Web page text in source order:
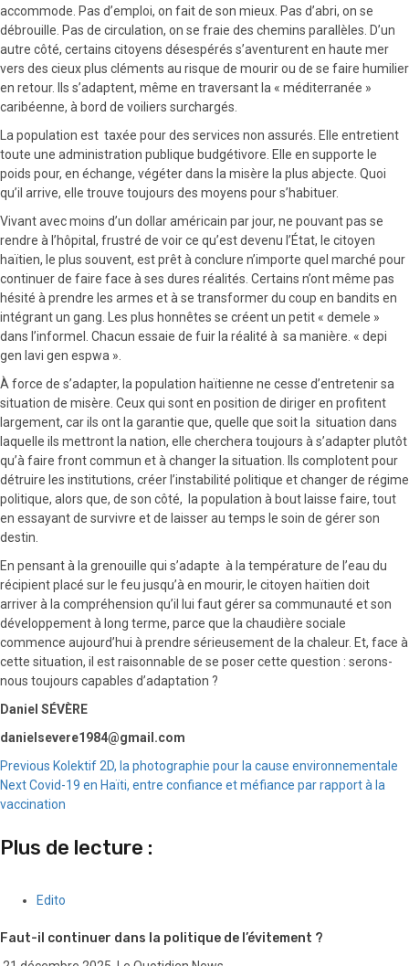
accommode. Pas d’emploi, on fait de son mieux. Pas d’abri, on se
débrouille. Pas de circulation, on se fraie des chemins parallèles. D’un
autre côté, certains citoyens désespérés s’aventurent en haute mer
vers des cieux plus cléments au risque de mourir ou de se faire humilier
en retour. Ils s’adaptent, même en traversant la « méditerranée »
caribéenne, à bord de voiliers surchargés.
La population est taxée pour des services non assurés. Elle entretient
toute une administration publique budgétivore. Elle en supporte le
poids pour, en échange, végéter dans la misère la plus abjecte. Quoi
qu’il arrive, elle trouve toujours des moyens pour s’habituer.
Vivant avec moins d’un dollar américain par jour, ne pouvant pas se
rendre à l’hôpital, frustré de voir ce qu’est devenu l’État, le citoyen
haïtien, le plus souvent, est prêt à conclure n’importe quel marché pour
continuer de faire face à ses dures réalités. Certains n’ont même pas
hésité à prendre les armes et à se transformer du coup en bandits en
intégrant un gang. Les plus honnêtes se créent un petit « demele »
dans l’informel. Chacun essaie de fuir la réalité à sa manière. « depi
gen lavi gen espwa ».
À force de s’adapter, la population haïtienne ne cesse d’entretenir sa
situation de misère. Ceux qui sont en position de diriger en profitent
largement, car ils ont la garantie que, quelle que soit la situation dans
laquelle ils mettront la nation, elle cherchera toujours à s’adapter plutôt
qu’à faire front commun et à changer la situation. Ils complotent pour
détruire les institutions, créer l’instabilité politique et changer de régime
politique, alors que, de son côté, la population à bout laisse faire, tout
en essayant de survivre et de laisser au temps le soin de gérer son
destin.
En pensant à la grenouille qui s’adapte à la température de l’eau du
récipient placé sur le feu jusqu’à en mourir, le citoyen haïtien doit
arriver à la compréhension qu’il lui faut gérer sa communauté et son
développement à long terme, parce que la chaudière sociale
commence aujourd’hui à prendre sérieusement de la chaleur. Et, face à
cette situation, il est raisonnable de se poser cette question : serons-
nous toujours capables d’adaptation ?
Daniel SÉVÈRE
danielsevere1984@gmail.com
Continue
Reading
Previous Kolektif 2D, la photographie pour la cause environnementale
NextCovid-19 en Haïti, entre confiance et méfiance par rapport à la
vaccination
Plus de lecture :
Edito
Faut-il continuer dans la politique de l’évitement ?